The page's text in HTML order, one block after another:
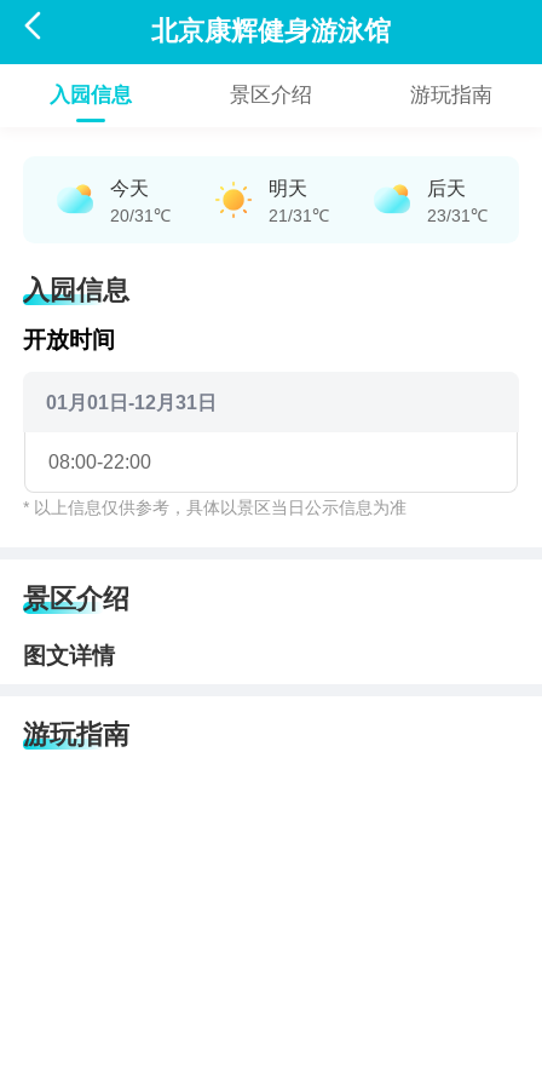
 北京康辉健身游泳馆
入园信息 景区介绍 游玩指南
今天
20/31℃
明天
21/31℃
后天
23/31℃
入园信息
开放时间
01月01日-12月31日
08:00-22:00
* 以上信息仅供参考，具体以景区当日公示信息为准
景区介绍
图文详情
游玩指南